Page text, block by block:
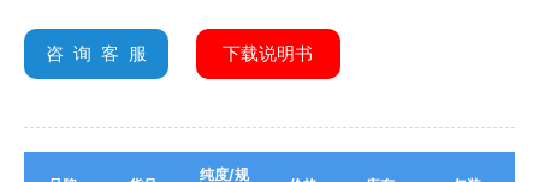
咨 询 客 服 下载说明书
纯度/规